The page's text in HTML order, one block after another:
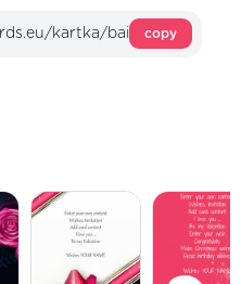
copy